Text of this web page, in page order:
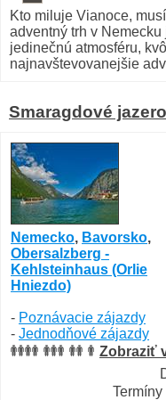
Kto miluje Vianoce,
adventný trh v
jedinečnú atmosféru,
najnavštevovanejšie
Smaragdové
Nemecko, Bavorsko,
Obersalzberg -
Kehlsteinhaus (Orlie
Hniezdo)
- Poznávacie zájazdy
- Jednodňové zájazdy
Zobraziť